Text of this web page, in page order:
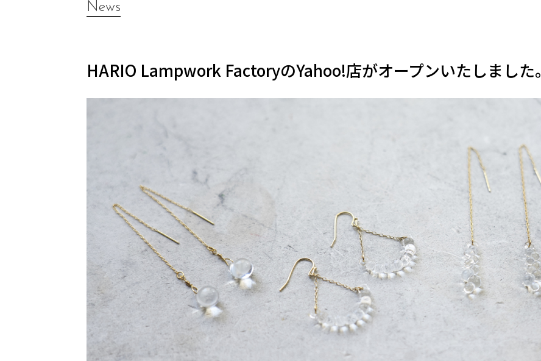
News
HARIO Lampwork FactoryのYahoo!店がオープンいたしました。